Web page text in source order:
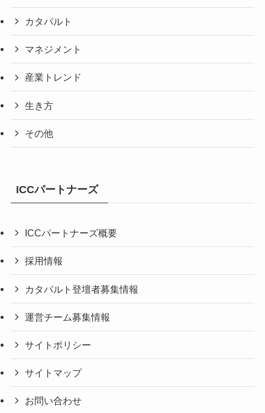
カタパルト
マネジメント
産業トレンド
生き方
その他
ICCパートナーズ
ICCパートナーズ概要
採用情報
カタパルト登壇者募集情報
運営チーム募集情報
サイトポリシー
サイトマップ
お問い合わせ